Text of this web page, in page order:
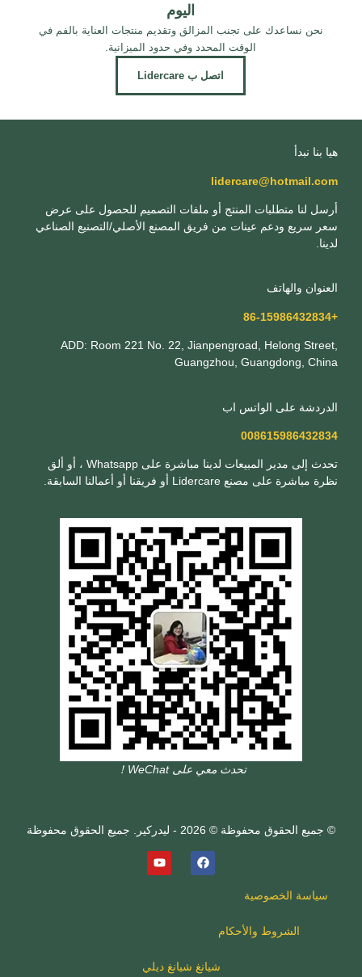
اليوم
نحن نساعدك على تجنب المزالق وتقديم منتجات العناية بالفم في
الوقت المحدد وفي حدود الميزانية.
اتصل ب Lidercare
هيا بنا نبدأ
lidercare@hotmail.com
أرسل لنا متطلبات المنتج أو ملفات التصميم للحصول على عرض
سعر سريع ودعم عينات من فريق المصنع الأصلي/التصنيع الصناعي
لدينا.
العنوان والهاتف
+86-15986432834
ADD: Room 221 No. 22, Jianpengroad, Helong Street,
Guangzhou, Guangdong, China
الدردشة على الواتس اب
008615986432834
تحدث إلى مدير المبيعات لدينا مباشرة على Whatsapp ، أو ألق
نظرة مباشرة على مصنع Lidercare أو فريقنا أو أعمالنا السابقة.
تحدث معي على WeChat！
© جميع الحقوق محفوظة © 2026 - ليدركير. جميع الحقوق محفوظة
سياسة الخصوصية
الشروط والأحكام
شيانغ شيانغ ديلي